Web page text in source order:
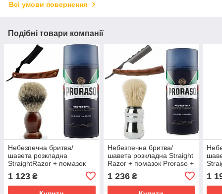
Всі умови повернення
Подібні товари компанії
Небезпечна бритва/
шавета розкладна
StraightRazor + помазок
SHIMA + піна для гоління
Proraso з екстрактом алое
та вітаміном Е
1 123 ₴
Небезпечна бритва/
шавета розкладна Straight
Razor + помазок Proraso +
піна для гоління Proraso з
екстрактом алое та
вітаміном Е
1 236₴
та
1